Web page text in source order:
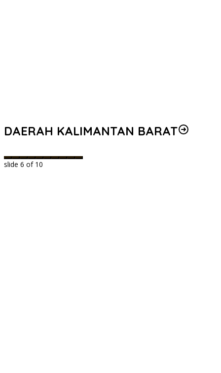
DAERAH KALIMANTAN BARAT
slide 6 of 10